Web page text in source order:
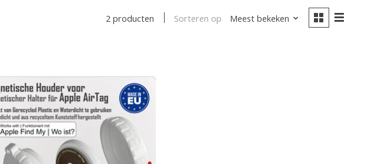
2 producten Sorteren op Meest bekeken